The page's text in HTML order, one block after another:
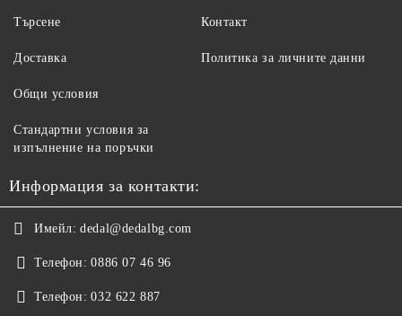
Търсене
Доставка
Контакт
Политика за личните данни
Общи условия
Стандартни условия за
изпълнение на поръчки
Информация за контакти:
Имейл: dedal@dedalbg.com
Телефон: 0886 07 46 96
Телефон: 032 622 887